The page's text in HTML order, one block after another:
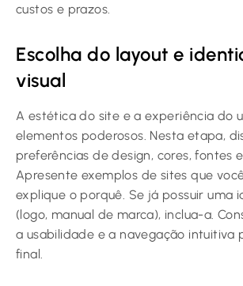
custos e prazos.
Escolha do layout e
visual
A estética do site e a experiência do
elementos poderosos. Nesta etapa,
preferências de design, cores, fontes
Apresente exemplos de sites que
explique o porquê. Se já possuir uma
(logo, manual de marca), inclua-a.
a usabilidade e a navegação intuitiva
final.